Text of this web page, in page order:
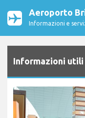
Aeroporto
Informazioni e
Informazioni